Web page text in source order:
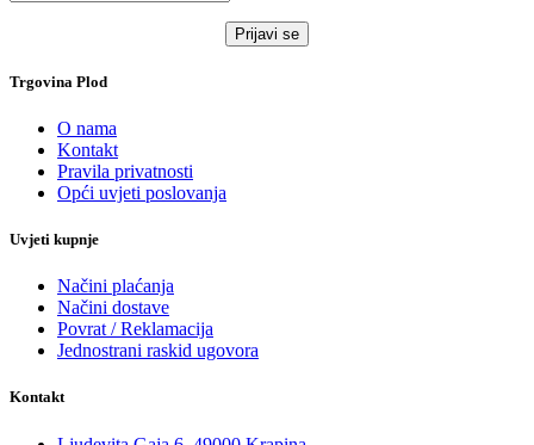
Trgovina Plod
O nama
Kontakt
Pravila privatnosti
Opći uvjeti poslovanja
Uvjeti kupnje
Načini plaćanja
Načini dostave
Povrat / Reklamacija
Jednostrani raskid ugovora
Kontakt